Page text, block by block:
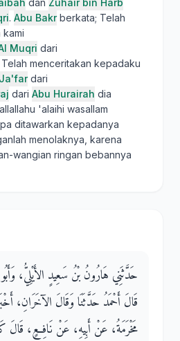
dan Zuhair bin Harb
. Abu Bakrberkata; Telah
Muqri dari
Telah menceritakan kepadaku
dari
dari Abu Hurairah dia
'alaihi wasallam
ditawarkan kepadanya
menolaknya, karena
wangian ringan bebannya
حَدَّثَنِي هَارُونُ بْنُ سَعِيدٍ الأَيْلِيُّ،
قَالَ أَحْمَدُ حَدَّثَنَا وَقَالَ الآخَرَانِ،
مَخْرَمَةُ، عَنْ أَبِيهِ، عَنْ نَافِعٍ، قَالَ